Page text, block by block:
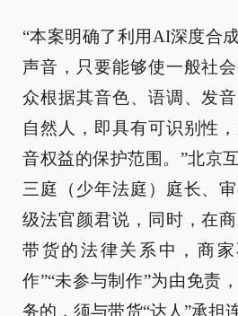
“本案明确了利用AI深度合
声音，只要能够使一般社
众根据其音色、语调、发
自然人，即具有可识别性
音权益的保护范围。”北京
三庭（少年法庭）庭长、
级法官颜君说，同时，在
带货的法律关系中，商
作”“未参与制作”为由免责
务的，须与带货“达人”承担